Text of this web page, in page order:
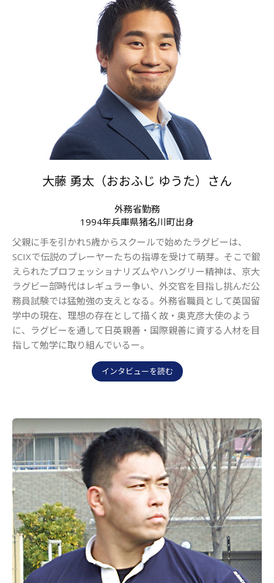
大藤 勇太（おおふじ ゆうた）さん
外務省勤務
1994年兵庫県猪名川町出身
父親に手を引かれ5歳からスクールで始めたラグビーは、
SCIXで伝説のプレーヤーたちの指導を受けて萌芽。そこで鍛
えられたプロフェッショナリズムやハングリー精神は、京大
ラグビー部時代はレギュラー争い、外交官を目指し挑んだ公
務員試験では猛勉強の支えとなる。外務省職員として英国留
学中の現在、理想の存在として描く故・奥克彦大使のよう
に、ラグビーを通して日英親善・国際親善に資する人材を目
指して勉学に取り組んでいるー。
インタビューを読む